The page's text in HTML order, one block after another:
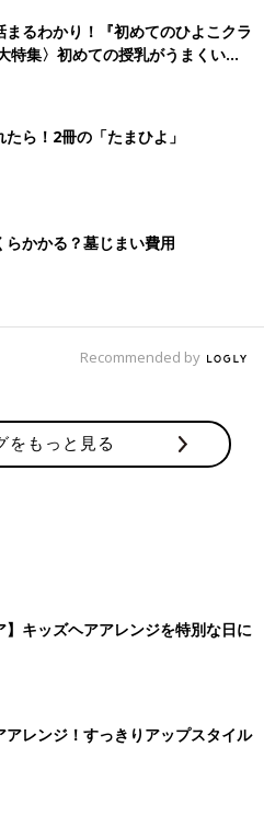
まるわかり！『初めてのひよこクラ
特集〉初めての授乳がうまくい
ルクの基本と夏のトラブル 解決テ
ら！2冊の「たまひよ」
らかかる？墓じまい費用
Recommended by
をもっと見る
】キッズヘアアレンジを特別な日に
アレンジ！すっきりアップスタイル